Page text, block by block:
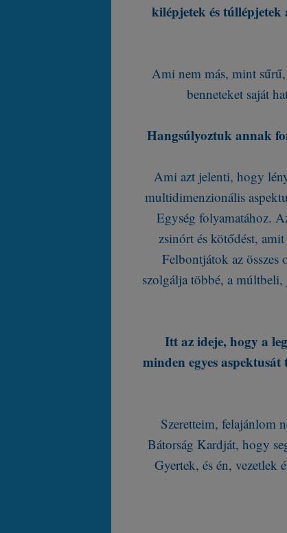
kilépjetek és túllépjetek
Ami nem más, mint
benneteket saját
Hangsúlyoztuk annak
Ami azt jelenti, hogy
multidimenzionális
Egység folyamatához.
zsinórt és kötődést,
Felbontjátok az összes
szolgálja többé, a
Itt az ideje, hogy a
minden egyes
Szeretteim, felajánlom
Bátorság Kardját, hogy
Gyertek, és én, vezetlek